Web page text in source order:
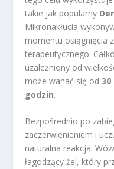
takie jak popularny
Mikronakłucia
momentu osiągnięcia
terapeutycznego.
uzależniony od
może wahać się od
godzin.
Bezpośrednio po
zaczerwienieniem i
naturalna reakcja.
łagodzący żel, który